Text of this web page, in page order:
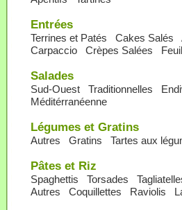
Entrées
Terrines et Patés Cakes Salés
Carpaccio
Crèpes Salées
Salades
Sud-Ouest Traditionnelles
Méditérranéenne
Légumes et Gratins
Autres Gratins Tartes aux
Pâtes et Riz
Spaghettis Torsades
Autres
Coquillettes Raviolis